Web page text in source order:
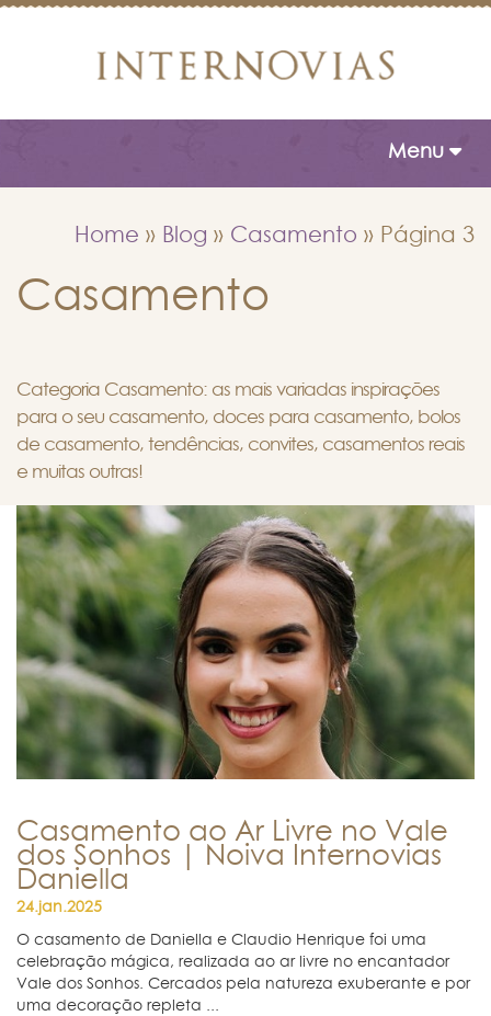
Toggle
Menu
Home » Blog » Casamento » Página 3
Casamento
Categoria Casamento: as mais variadas inspirações
para o seu casamento, doces para casamento, bolos
de casamento, tendências, convites, casamentos reais
e muitas outras!
Casamento ao Ar Livre no Vale
dos Sonhos | Noiva Internovias
Daniella
24.jan.2025
O casamento de Daniella e Claudio Henrique foi uma
celebração mágica, realizada ao ar livre no encantador
Vale dos Sonhos. Cercados pela natureza exuberante e por
uma decoração repleta ...